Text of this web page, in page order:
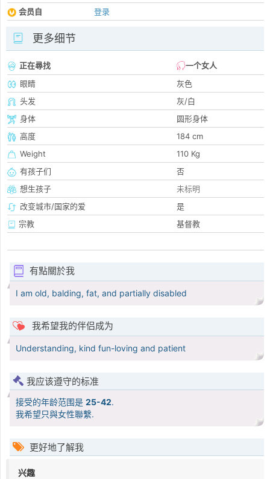
会员自
登录
更多细节
正在尋找
一个女人
眼睛
灰色
头发
灰/白
身体
圆形身体
高度
184 cm
Weight
110 Kg
有孩子们
否
想生孩子
未标明
改变城市/国家的爱
是
宗教
基督教
有點關於我
I am old, balding, fat, and partially disabled
我希望我的伴侣成为
Understanding, kind fun-loving and patient
我应该遵守的标准
接受的年龄范围是 25-42.
我希望只與女性聯繫.
更好地了解我
兴趣